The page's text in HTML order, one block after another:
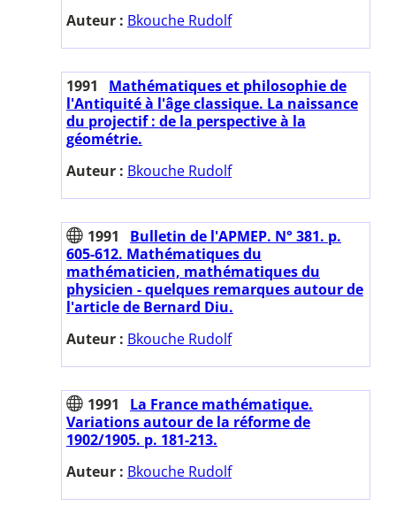
Auteur : Bkouche Rudolf
1991
Mathématiques et philosophie de
l'Antiquité à l'âge classique. La naissance
du projectif : de la perspective à la
géométrie.
Auteur : Bkouche Rudolf
1991
Bulletin de l'APMEP. N° 381. p.
605-612. Mathématiques du
mathématicien, mathématiques du
physicien - quelques remarques autour de
l'article de Bernard Diu.
Auteur : Bkouche Rudolf
1991
La France mathématique.
Variations autour de la réforme de
1902/1905. p. 181-213.
Auteur : Bkouche Rudolf